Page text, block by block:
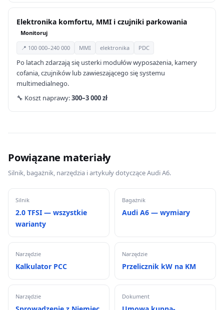
Elektronika komfortu, MMI i czujniki parkowania
Monitoruj
📍 100 000–240 000
MMI elektronika PDC
Po latach zdarzają się usterki modułów wyposażenia, kamery
cofania, czujników lub zawieszającego się systemu
multimedialnego.
🔧 Koszt naprawy:300–3 000 zł
Powiązane materiały
Silnik, bagażnik, narzędzia i artykuły dotyczące Audi A6.
Silnik
2.0 TFSI — wszystkie
warianty
Bagażnik
Audi A6 — wymiary
Narzędzie
Kalkulator PCC
Narzędzie
Przelicznik kW na KM
Narzędzie Dokument